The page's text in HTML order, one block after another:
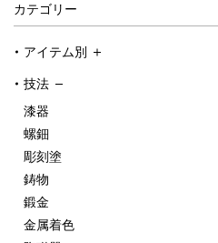
カテゴリー
アイテム別
技法
漆器
螺鈿
彫刻塗
鋳物
鍛金
金属着色